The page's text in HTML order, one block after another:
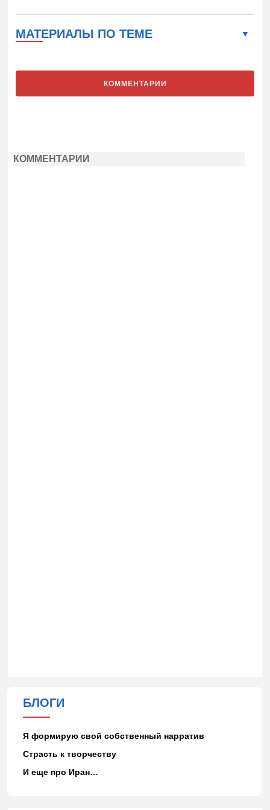
МАТЕРИАЛЫ ПО ТЕМЕ
КОММЕНТАРИИ
КОММЕНТАРИИ
БЛОГИ
Я формирую свой собственный нарратив
Страсть к творчеству
И еще про Иран…